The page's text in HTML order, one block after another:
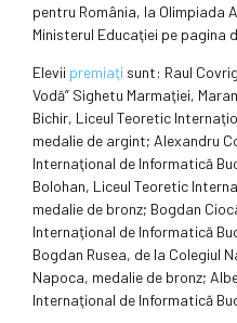
pentru România, la Olimpiada
Ministerul Educaţiei pe pagina
Elevii premiaţi sunt: Raul
Vodă” Sighetu Marmaţiei,
Bichir, Liceul Teoretic
medalie de argint; Alexandru
Internaţional de Informatică
Bolohan, Liceul Teoretic
medalie de bronz; Bogdan
Internaţional de Informatică
Bogdan Rusea, de la Colegiul
Napoca, medalie de bronz;
Internaţional de Informatică